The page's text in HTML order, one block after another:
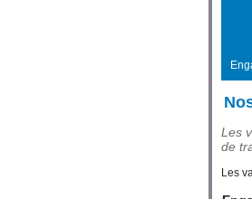
Les
de
Les